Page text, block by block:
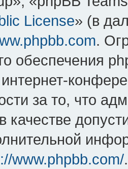
License» (в
.
обеспечения
за то, что
качестве
www.phpbb.com/.